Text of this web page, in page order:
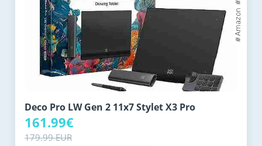
Deco Pro LW Gen 2 11x7 Stylet X3 Pro
161.99€
179.99 EUR